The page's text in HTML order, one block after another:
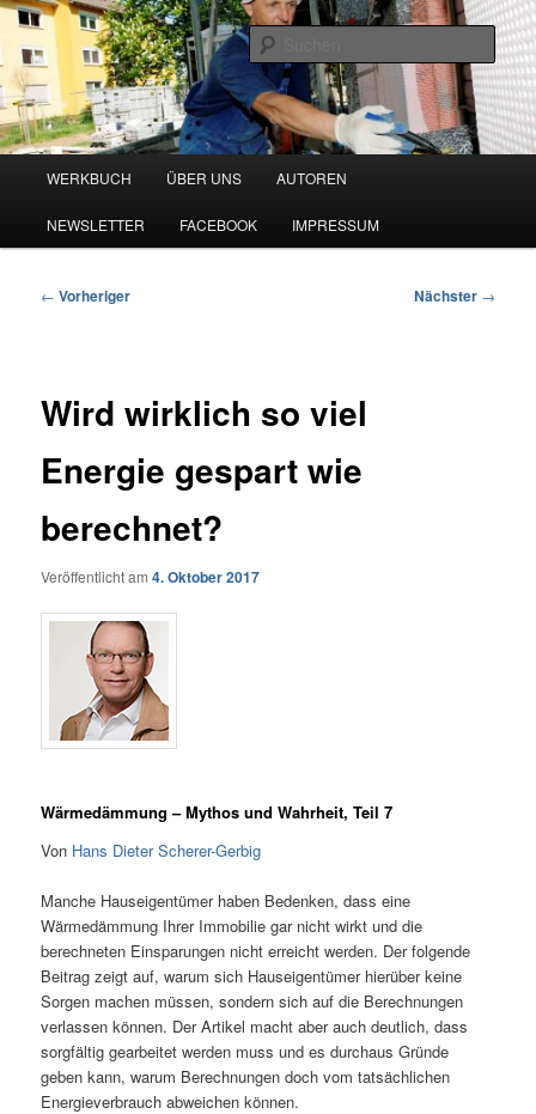
Zum
primären
Inhalt
springenWerkbuch Online
Blog zu den Themen Energieeffizienz und Digitalisierung
WERKBUCH ÜBER UNS AUTOREN
NEWSLETTER FACEBOOK IMPRESSUM
Beitragsnavigation
← Vorheriger Nächster →
Wird wirklich so viel
Energie gespart wie
berechnet?
Veröffentlicht am4. Oktober 2017
Wärmedämmung – Mythos und Wahrheit, Teil 7
Von Hans Dieter Scherer-Gerbig
Manche Hauseigentümer haben Bedenken, dass eine
Wärmedämmung Ihrer Immobilie gar nicht wirkt und die
berechneten Einsparungen nicht erreicht werden. Der folgende
Beitrag zeigt auf, warum sich Hauseigentümer hierüber keine
Sorgen machen müssen, sondern sich auf die Berechnungen
verlassen können. Der Artikel macht aber auch deutlich, dass
sorgfältig gearbeitet werden muss und es durchaus Gründe
geben kann, warum Berechnungen doch vom tatsächlichen
Energieverbrauch abweichen können.